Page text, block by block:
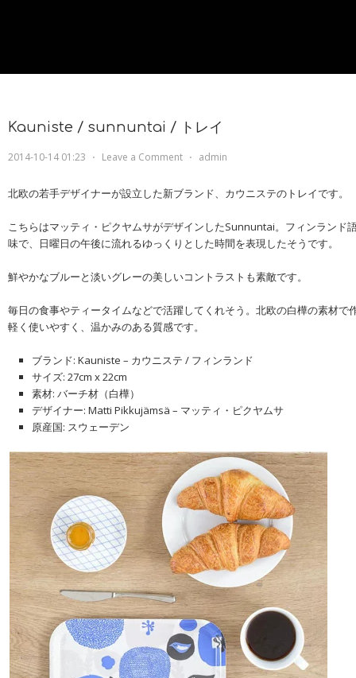
Kauniste / sunnuntai / トレイ
2014-10-14 01:23 ⋅ Leave a Comment ⋅ admin
北欧の若手デザイナーが設立した新ブランド、カウニステのトレイです。
こちらはマッティ・ピクヤムサがデザインしたSunnuntai。フィンランド
味で、日曜日の午後に流れるゆっくりとした時間を表現したそうです。
鮮やかなブルーと淡いグレーの美しいコントラストも素敵です。
毎日の食事やティータイムなどで活躍してくれそう。北欧の白樺の素材で
軽く使いやすく、温かみのある質感です。
ブランド: Kauniste – カウニステ / フィンランド
サイズ: 27cm x 22cm
素材: バーチ材（白樺）
デザイナー: Matti Pikkujämsä – マッティ・ピクヤムサ
原産国: スウェーデン